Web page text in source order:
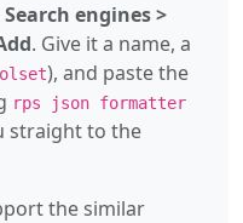
engines >
. Give it a name, a
), and paste the
rps json formatter
straight to the
the similar